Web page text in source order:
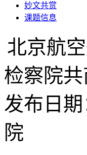
妙文共赏
课题信息
北京航
检察院
发布日
院